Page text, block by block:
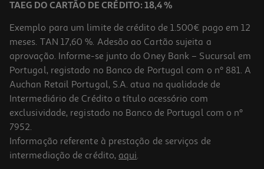
Smartwatch Huawei Watch Gt5 Preto 46mm
TAEG DO CARTÃO DE CRÉDITO: 18,4 %
Exemplo para um limite de crédito de 1.500€ pago em 12
meses. TAN 17,60 %. Adesão ao Cartão sujeita a
aprovação. Informe-se junto do Oney Bank – Sucursal em
Portugal, registado no Banco de Portugal com o nº 881. A
Auchan Retail Portugal, S.A. atua na qualidade de
Intermediário de Crédito a título acessório com
exclusividade, registado no Banco de Portugal com o nº
7952.
Informação referente à prestação de serviços de
intermediação de crédito, aqui.